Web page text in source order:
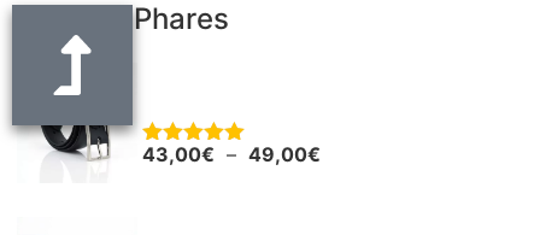
Produits Phares
Note5.00
43,00€ – 49,00€